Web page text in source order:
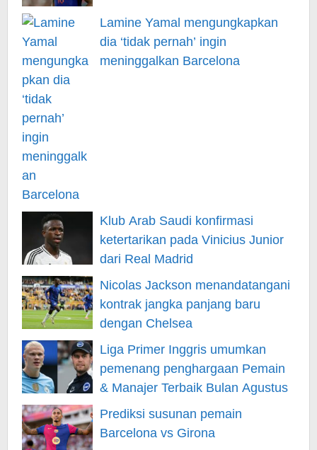
Lamine Yamal mengungkapkan
dia ‘tidak pernah’ ingin
meninggalkan Barcelona
Klub Arab Saudi konfirmasi
ketertarikan pada Vinicius Junior
dari Real Madrid
Nicolas Jackson menandatangani
kontrak jangka panjang baru
dengan Chelsea
Liga Primer Inggris umumkan
pemenang penghargaan Pemain
& Manajer Terbaik Bulan Agustus
Prediksi susunan pemain
Barcelona vs Girona